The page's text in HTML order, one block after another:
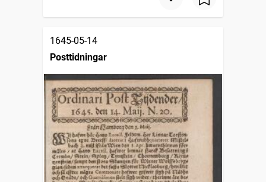
1645-05-14
Posttidningar